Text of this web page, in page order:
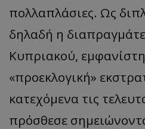
πολλαπλάσιες. Ως
δηλαδή η
Κυπριακού,
«προεκλογική»
κατεχόμενα τις
πρόσθεσε